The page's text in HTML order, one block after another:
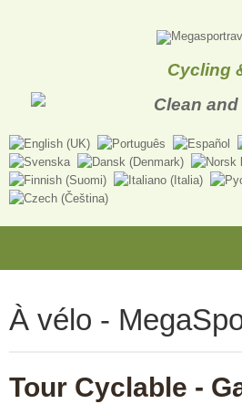
Cycling
À vélo -
Tour Cyclable -